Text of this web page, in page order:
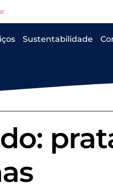
Sustentabilidade